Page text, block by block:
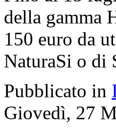
della gamma
150 euro da
NaturaSi o di
Pubblicato in
Giovedì, 27